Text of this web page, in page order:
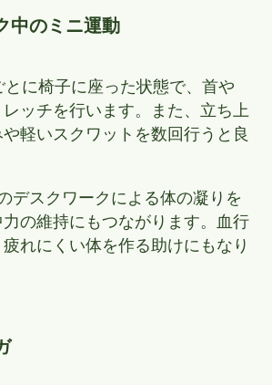
中のミニ運動
とに椅子に座った状態で、首や
ッチを行います。また、立ち上
軽いスクワットを数回行うと良
デスクワークによる体の凝りを
の維持にもつながります。血行
れにくい体を作る助けにもなり